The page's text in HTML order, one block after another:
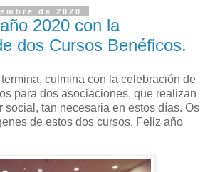
de 2020
2020 con la
dos Cursos Benéficos.
culmina con la celebración de
para dos asociaciones, que realizan
social, tan necesaria en estos días. Os
de estos dos cursos. Feliz año